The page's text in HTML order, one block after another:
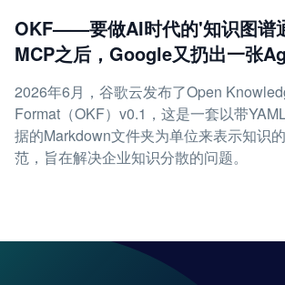
OKF——要做AI时代的'知识图谱
MCP之后，Google又扔出一张
2026年6月，谷歌云发布了Open
Format（OKF）v0.1，这是一套以带
据的Markdown文件夹为单位来表示知识
范，旨在解决企业知识分散的问题。